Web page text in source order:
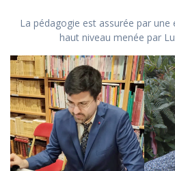
La pédagogie est assurée par une
haut niveau menée par